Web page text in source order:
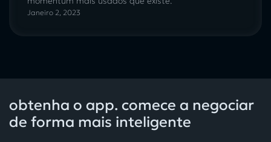
Janeiro 2, 2023
obtenha o app. comece a negociar
de forma mais inteligente